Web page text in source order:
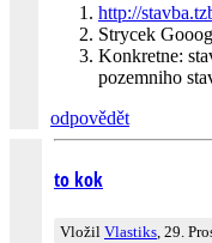
http://
Strycek
Konkretne:
pozemniho
odpovědět
to kok
Vložil Vlastiks, 29.